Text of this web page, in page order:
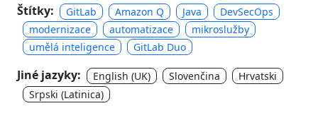
Štítky: GitLab Amazon Q Java
DevSecOps
modernizace
automatizace
mikroslužby
umělá inteligence
GitLab Duo
Jiné jazyky: English (UK) Slovenčina
Hrvatski
Srpski (Latinica)